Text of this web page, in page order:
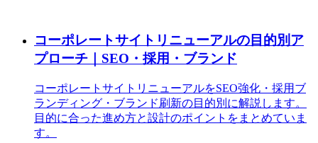
コーポレートサイトリニューアルの目的別ア
プローチ｜SEO・採用・ブランド
コーポレートサイトリニューアルをSEO強化・採用ブ
ランディング・ブランド刷新の目的別に解説します。
目的に合った進め方と設計のポイントをまとめていま
す。